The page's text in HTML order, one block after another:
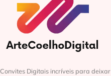
Convites Digitais incríveis para